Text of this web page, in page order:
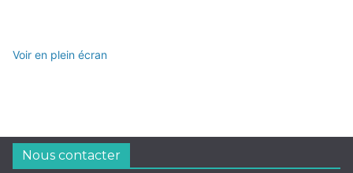
Voir en plein écran
Nous contacter